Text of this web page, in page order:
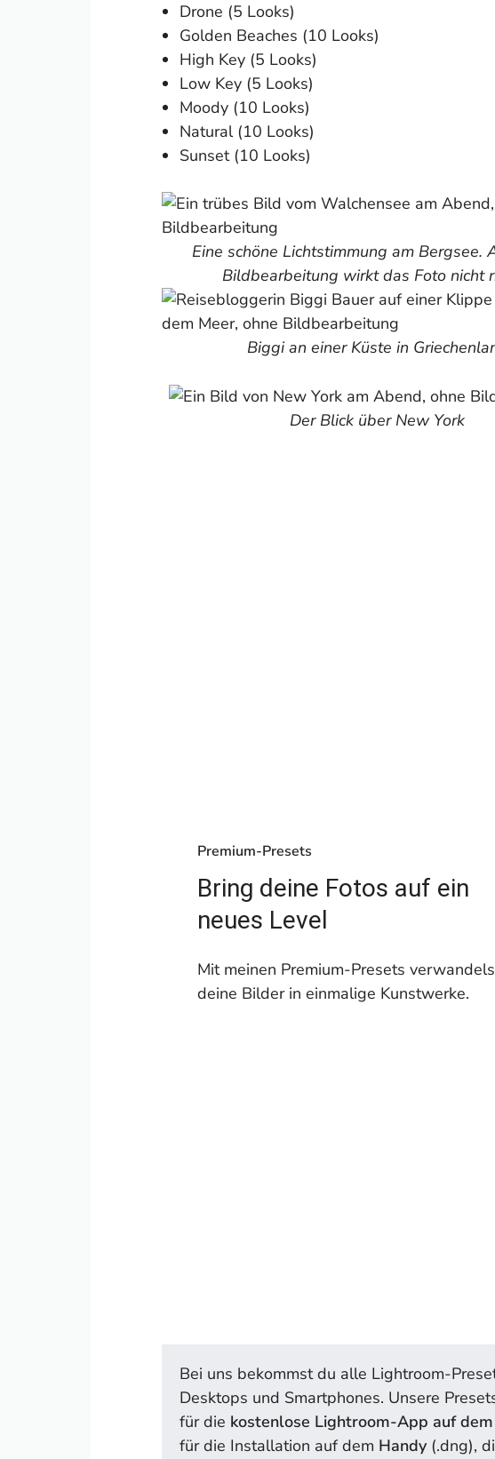
Drone (5 Looks)
Golden Beaches (10 Looks)
High Key (5 Looks)
Low Key (5 Looks)
Moody (10 Looks)
Natural (10 Looks)
Sunset (10 Looks)
Eine schöne Lichtstimmung am Bergsee.
Bildbearbeitung wirkt das Foto nicht
Biggi an einer Küste in
Der Blick über New York
Premium-Presets
Bring deine Fotos auf ein
neues Level
Mit meinen Premium-Presets
deine Bilder in einmalige Kunstwerke.
Bei uns bekommst du alle Lightroom-
Desktops und Smartphones. Unsere
für die kostenlose Lightroom-App auf
für die Installation auf dem Handy (.dng),